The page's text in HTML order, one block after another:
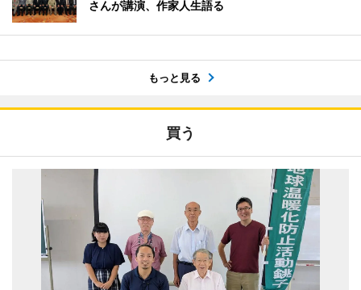
さんが講演、作家人生語る
もっと見る
買う